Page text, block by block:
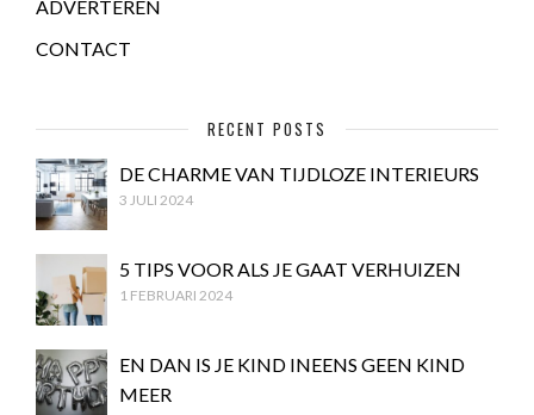
ADVERTEREN
CONTACT
RECENT POSTS
DE CHARME VAN TIJDLOZE INTERIEURS
3 JULI 2024
5 TIPS VOOR ALS JE GAAT VERHUIZEN
1 FEBRUARI 2024
EN DAN IS JE KIND INEENS GEEN KIND
MEER